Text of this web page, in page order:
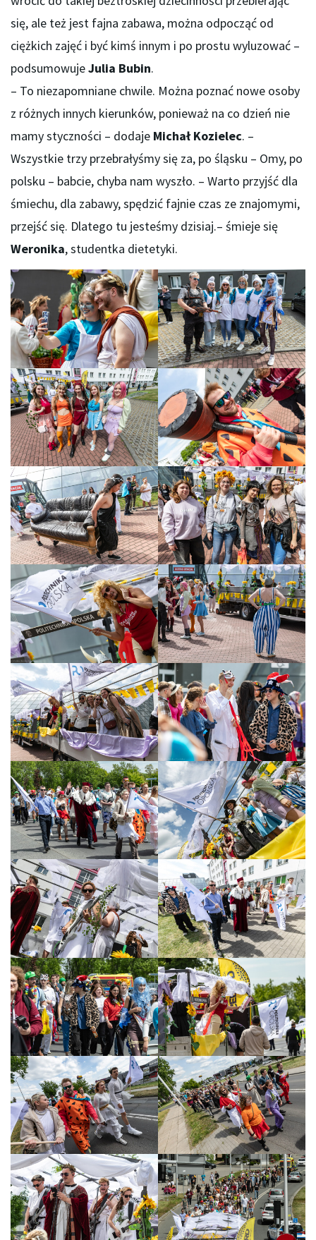
się, ale też jest fajna zabawa, można odpocząć od
ciężkich zajęć i być kimś innym i po prostu wyluzować –
podsumowujeJulia Bubin.
– To niezapomniane chwile. Można poznać nowe osoby
z różnych innych kierunków, ponieważ na co dzień nie
mamy styczności – dodaje Michał Kozielec. –
Wszystkie trzy przebrałyśmy się za, po śląsku – Omy, po
polsku – babcie, chyba nam wyszło. – Warto przyjść dla
śmiechu, dla zabawy, spędzić fajnie czas ze znajomymi,
przejść się. Dlatego tu jesteśmy dzisiaj.– śmieje się
Weronika, studentka dietetyki.